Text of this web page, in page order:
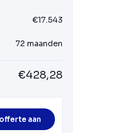
€17.543
72 maanden
€428,28
aan